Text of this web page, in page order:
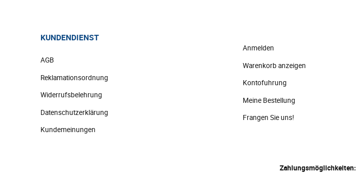
KUNDENDIENST
AGB
Reklamationsordnung
Widerrufsbelehrung
Datenschutzerklärung
Kundemeinungen
Anmelden
Warenkorb anzeigen
Kontofuhrung
Meine Bestellung
Frangen Sie uns!
Zahlungsmöglichkeiten: